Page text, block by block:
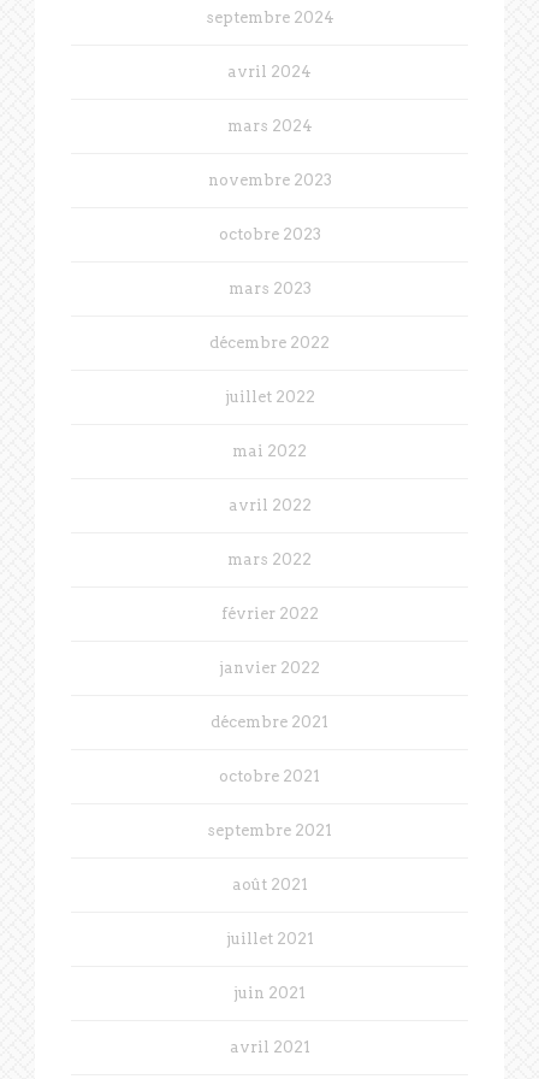
septembre 2024
avril 2024
mars 2024
novembre 2023
octobre 2023
mars 2023
décembre 2022
juillet 2022
mai 2022
avril 2022
mars 2022
février 2022
janvier 2022
décembre 2021
octobre 2021
septembre 2021
août 2021
juillet 2021
juin 2021
avril 2021